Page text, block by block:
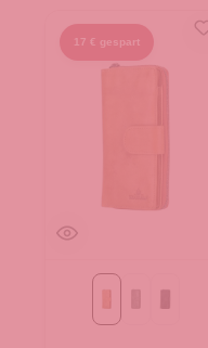
17 € gespart
CognacGreenschwarz